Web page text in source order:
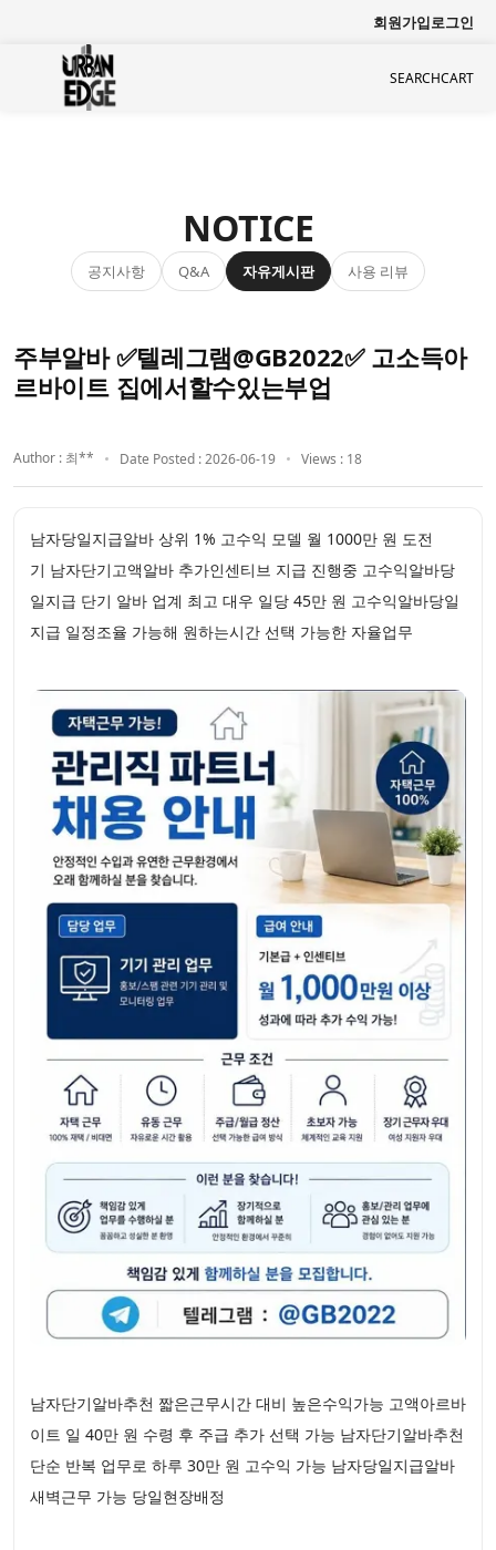
회원가입로그인
SEARCHCART
NOTICE
공지사항 Q&A 자유게시판 사용 리뷰
주부알바 ✅텔레그램@GB2022✅ 고소득아
르바이트 집에서할수있는부업
Author : 최** Date Posted : 2026-06-19 Views : 18
남자당일지급알바 상위 1% 고수익 모델 월 1000만 원 도전
기 남자단기고액알바 추가인센티브 지급 진행중 고수익알바당
일지급 단기 알바 업계 최고 대우 일당 45만 원 고수익알바당일
지급 일정조율 가능해 원하는시간 선택 가능한 자율업무
남자단기알바추천 짧은근무시간 대비 높은수익가능 고액아르바
이트 일 40만 원 수령 후 주급 추가 선택 가능 남자단기알바추천
단순 반복 업무로 하루 30만 원 고수익 가능 남자당일지급알바
새벽근무 가능 당일현장배정